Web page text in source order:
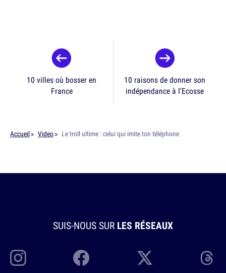
10 villes où bosser en
France
10 raisons de donner son
indépendance à l'Ecosse
Accueil Video Le troll ultime : celui qui imite ton téléphone
SUIS-NOUS SUR LES RÉSEAUX